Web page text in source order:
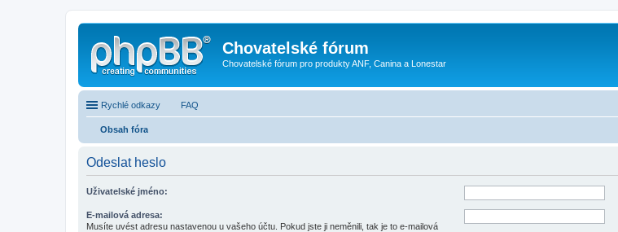
Chovatelské fórum
Chovatelské fórum pro produkty ANF, Canina a Lonestar
Rychlé odkazy FAQ
Obsah fóra
Odeslat heslo
Uživatelské jméno:
E-mailová adresa:
Musíte uvést adresu nastavenou u vašeho účtu. Pokud jste ji neměnili, tak je to e-mailová